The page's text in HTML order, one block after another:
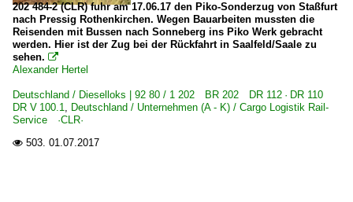
202 484-2 (CLR) fuhr am 17.06.17 den Piko-Sonderzug von Staßfurt
nach Pressig Rothenkirchen. Wegen Bauarbeiten mussten die
Reisenden mit Bussen nach Sonneberg ins Piko Werk gebracht
werden. Hier ist der Zug bei der Rückfahrt in Saalfeld/Saale zu
sehen. 
Alexander Hertel
Deutschland / Dieselloks | 92 80 / 1 202 BR 202 DR 112 · DR 110
DR V 100.1, Deutschland / Unternehmen (A - K) / Cargo Logistik Rail-
Service ·CLR·
 503. 01.07.2017